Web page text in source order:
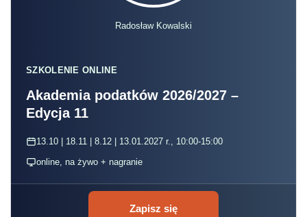
Radosław Kowalski
SZKOLENIE ONLINE
Akademia podatków 2026/2027 –
Edycja 11
13.10 | 18.11 | 8.12 | 13.01.2027 r., 10:00-15:00
online, na żywo + nagranie
Zapisz się